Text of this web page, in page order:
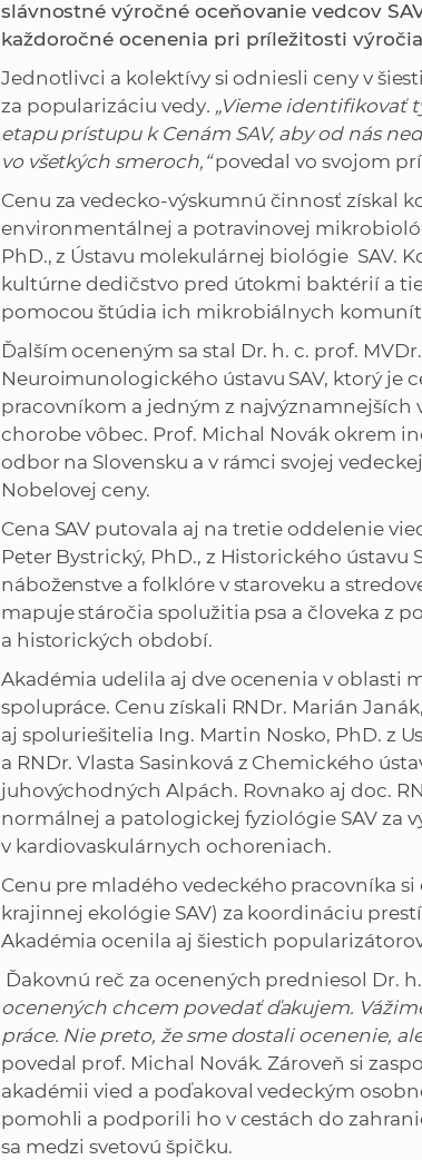
slávnostné výročné oceňovanie vedcov
každoročné ocenenia pri príležitosti
Jednotlivci a kolektívy si odniesli ceny v
za popularizáciu vedy. „Vieme identifikovať
etapu prístupu k Cenám SAV, aby od nás
vo všetkých smeroch,“povedal vo svojom
Cenu za vedecko-výskumnú činnosť získal
environmentálnej a potravinovej
PhD., z Ústavu molekulárnej biológie SAV.
kultúrne dedičstvo pred útokmi baktérií a
pomocou štúdia ich mikrobiálnych
Ďalším oceneným sa stal Dr. h. c. prof.
Neuroimunologického ústavu SAV, ktorý je
pracovníkom a jedným z najvýznamnejších
chorobe vôbec. Prof. Michal Novák okrem
odbor na Slovensku a v rámci svojej
Nobelovej ceny.
Cena SAV putovala aj na tretie oddelenie
Peter Bystrický, PhD., z Historického ústavu
náboženstve a folklóre v staroveku a
mapuje stáročia spolužitia psa a človeka z
a historických období.
Akadémia udelila aj dve ocenenia v oblasti
spolupráce. Cenu získali RNDr. Marián
aj spoluriešitelia Ing. Martin Nosko, PhD. z
a RNDr. Vlasta Sasinková z Chemického
juhovýchodných Alpách. Rovnako aj doc.
normálnej a patologickej fyziológie SAV za
v kardiovaskulárnych ochoreniach.
Cenu pre mladého vedeckého pracovníka si
krajinnej ekológie SAV) za koordináciu
Akadémia ocenila aj šiestich
Ďakovnú reč za ocenených predniesol Dr.
ocenených chcem povedať ďakujem.
práce. Nie preto, že sme dostali ocenenie,
povedal prof. Michal Novák. Zároveň si
akadémii vied a poďakoval vedeckým
pomohli a podporili ho v cestách do
sa medzi svetovú špičku.